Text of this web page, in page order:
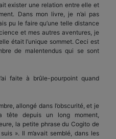
exister une relation entre elle et
Dans mon livre, je n’ai pas
pu le faire qu’une telle distance
et mes autres aventures, je
était l’unique sommet. Ceci est
de malentendus qui se sont
faite à brûle-pourpoint quand
allongé dans l’obscurité, et je
tête depuis un long moment,
la petite phrase du Cogito de
». Il m’avait semblé, dans les